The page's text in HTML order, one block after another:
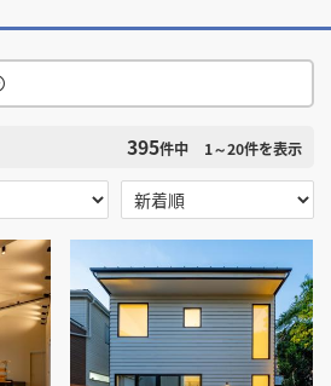
・施工会社様へ
をご検討中の方へ
検索条件をクリア
選択する
395件中 1～20件を表示